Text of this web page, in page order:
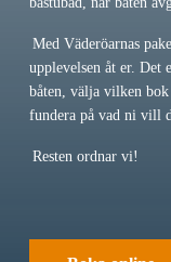
Med Väderöarnas
upplevelsen åt er. Det
båten, välja vilken
fundera på vad ni vill
Resten ordnar vi!